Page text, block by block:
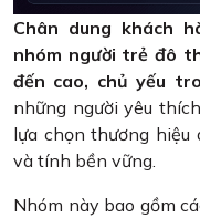
Chân dung khách
nhóm người trẻ đô
đến cao, chủ yếu
những người yêu
lựa chọn thương hiệu
và tính bền vững.
Nhóm này bao gồm